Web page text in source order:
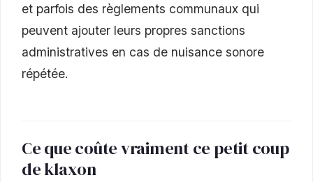
et parfois des règlements communaux qui
peuvent ajouter leurs propres sanctions
administratives en cas de nuisance sonore
répétée.
Ce que coûte vraiment ce petit coup
de klaxon